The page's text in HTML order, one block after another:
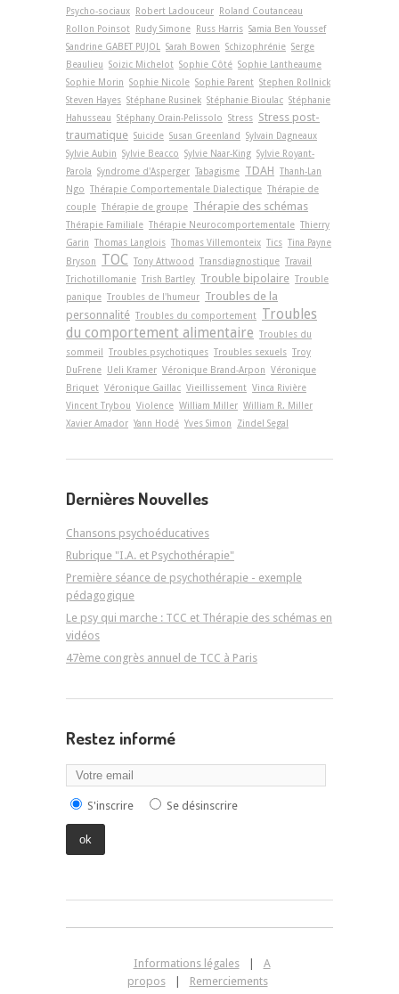
Psycho-sociaux Robert Ladouceur Roland Coutanceau
Rollon Poinsot Rudy Simone Russ Harris Samia Ben Youssef
Sandrine GABET PUJOL
Sarah Bowen Schizophrénie Serge
Beaulieu Soizic Michelot Sophie Côté Sophie Lantheaume
Sophie Morin Sophie Nicole Sophie Parent Stephen Rollnick
Steven Hayes Stéphane Rusinek Stéphanie Bioulac Stéphanie
Hahusseau Stéphany Orain-Pelissolo Stress Stress post-
traumatique Suicide Susan Greenland Sylvain Dagneaux
Sylvie Aubin Sylvie Beacco Sylvie Naar-King Sylvie Royant-
Parola Syndrome d'Asperger Tabagisme TDAH Thanh-Lan
Ngo Thérapie Comportementale Dialectique Thérapie de
couple Thérapie de groupe Thérapie des schémas
Thérapie Familiale Thérapie Neurocomportementale Thierry
Garin Thomas Langlois Thomas Villemonteix Tics Tina Payne
Bryson
TOC Tony Attwood Transdiagnostique Travail
Trichotillomanie Trish Bartley Trouble bipolaire Trouble
panique Troubles de l'humeur Troubles de la
personnalité Troubles du comportement Troubles
du comportement alimentaire Troubles du
sommeil Troubles psychotiques Troubles sexuels Troy
DuFrene Ueli Kramer Véronique Brand-Arpon Véronique
Briquet Véronique Gaillac Vieillissement Vinca Rivière
Vincent Trybou Violence William Miller William R. Miller
Xavier Amador Yann Hodé Yves Simon Zindel Segal
Dernières Nouvelles
Chansons psychoéducatives
Rubrique "I.A. et Psychothérapie"
Première séance de psychothérapie - exemple
pédagogique
Le psy qui marche : TCC et Thérapie des schémas en
vidéos
47ème congrès annuel de TCC à Paris
Restez informé
S'inscrire Se désinscrire
Informations légales
A
propos
Remerciements